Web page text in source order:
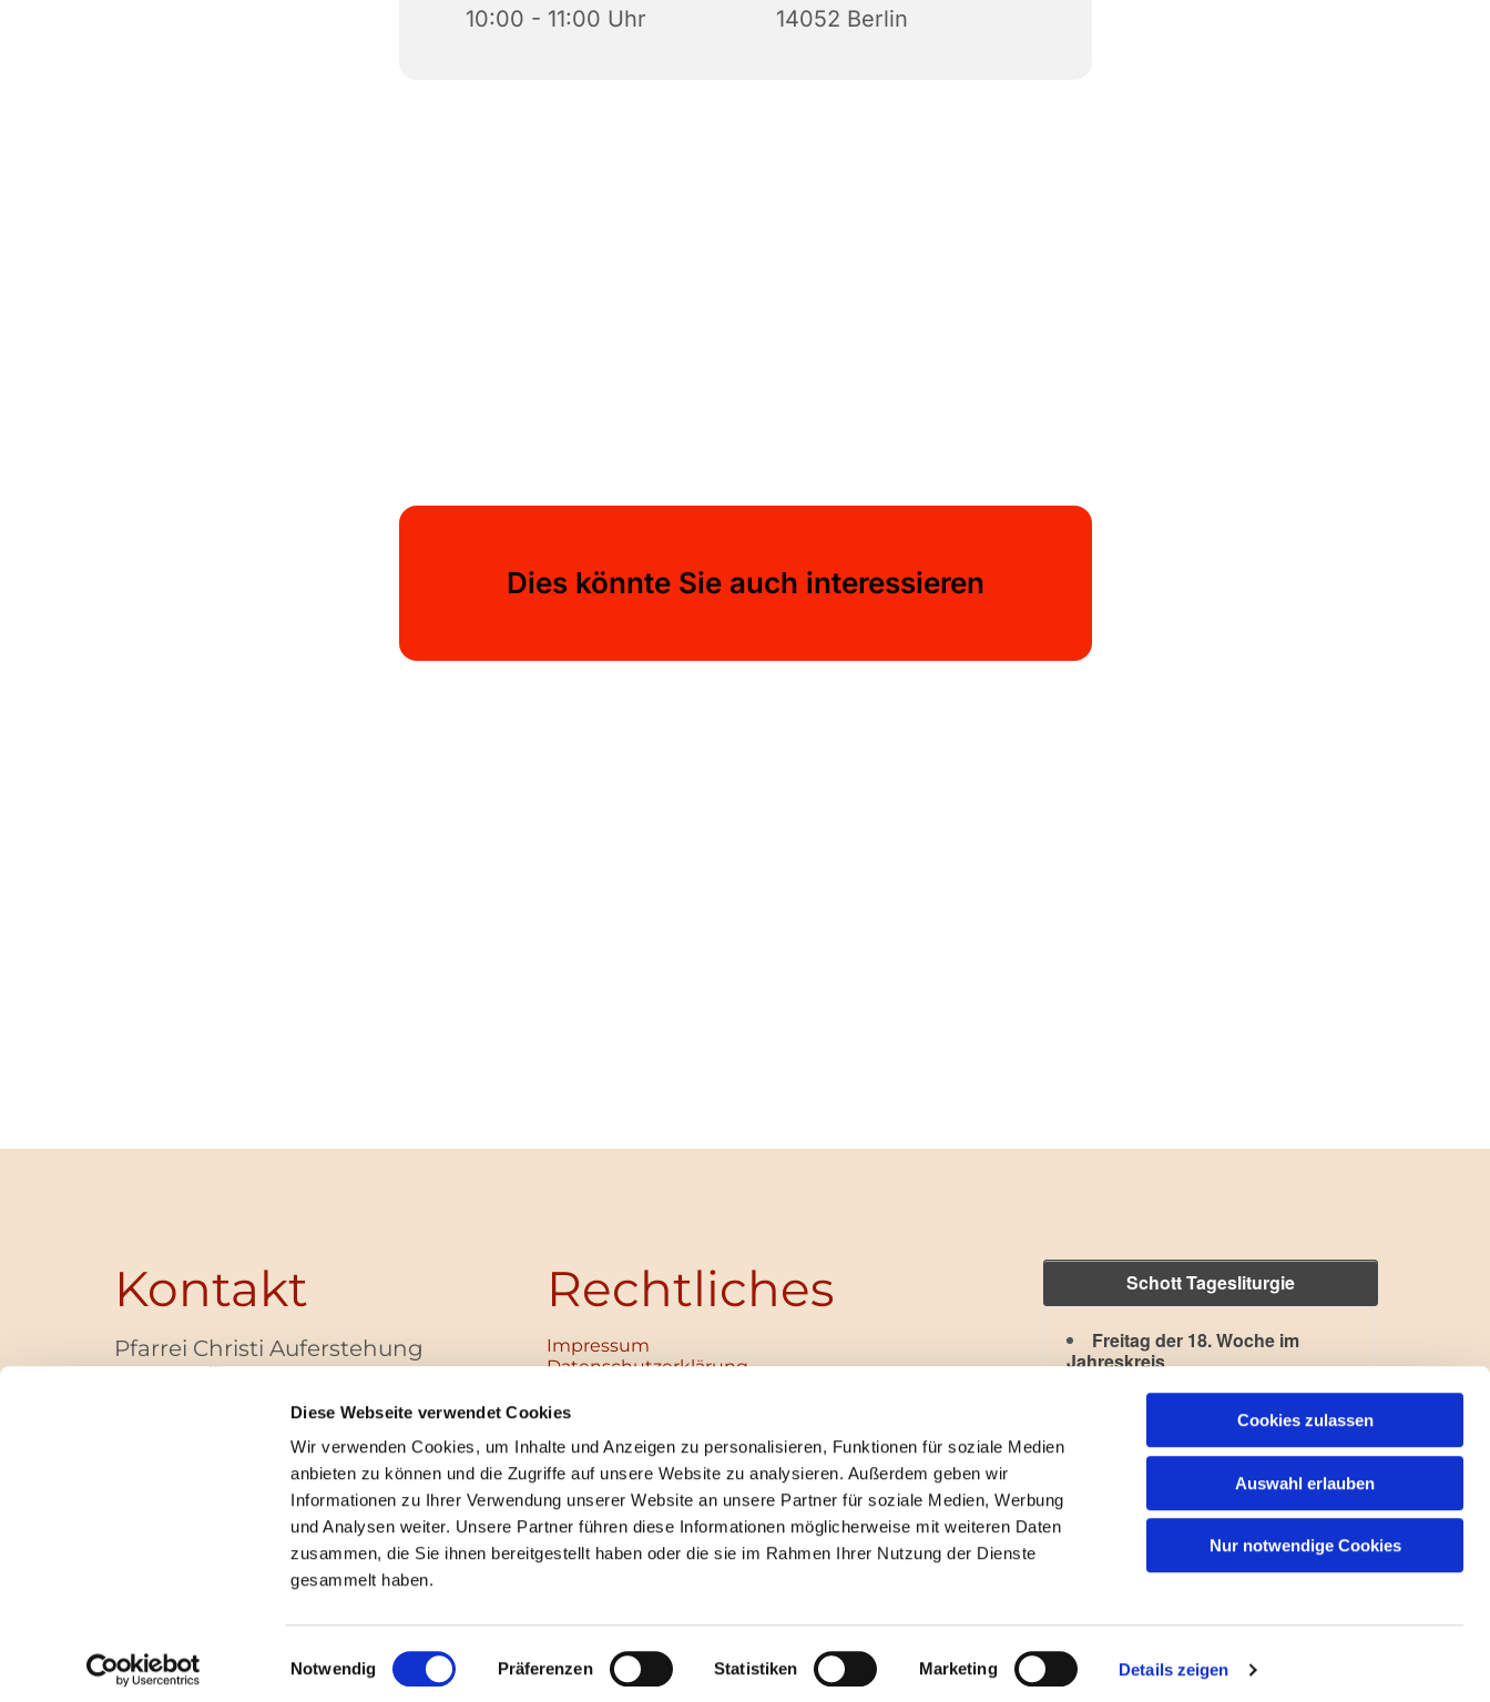
Diese Webseite verwendet Cookies
Wir verwenden Cookies, um Inhalte und Anzeigen zu personalisieren, Funktionen für soziale Medien
anbieten zu können und die Zugriffe auf unsere Website zu analysieren. Außerdem geben wir
Informationen zu Ihrer Verwendung unserer Website an unsere Partner für soziale Medien, Werbung
und Analysen weiter. Unsere Partner führen diese Informationen möglicherweise mit weiteren Daten
zusammen, die Sie ihnen bereitgestellt haben oder die sie im Rahmen Ihrer Nutzung der Dienste
gesammelt haben.
Einwilligungsauswahl
Notwendig Präferenzen Statistiken Marketing Details zeigen
Cookies zulassen
Auswahl erlauben
Nur notwendige Cookies
10:00 - 11:00 Uhr
14052 Berlin
Dies könnte Sie auch interessieren
Kontakt
Pfarrei Christi Auferstehung
Bayernallee 28
+49 (0)30 / 30 00 03 -40
pfarrbuero@christi-auferstehung.net
IBAN DE62 3706 0193 6006 9310 04
Rechtliches
Impressum
Datenschutz­erklärung
Institutionelles Schutzkonzept
Unabhängige Ansprechpersonen
Digitales Hinweisgebersystem
Schott Tagesliturgie
Freitag der 18. Woche im
Jahreskreis
Lesejahr: A II, Stb: II. Woche
Impressum ChurchDesk-Login